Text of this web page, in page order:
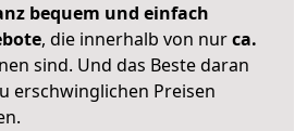
bequem und einfach
, die innerhalb von nurca.
sind. Und das Beste daran
erschwinglichen Preisen